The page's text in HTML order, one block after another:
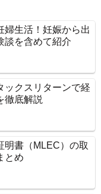
婦生活！妊娠から出
談を含めて紹介
ックスリターンで経
徹底解説
明書（MLEC）の取
とめ